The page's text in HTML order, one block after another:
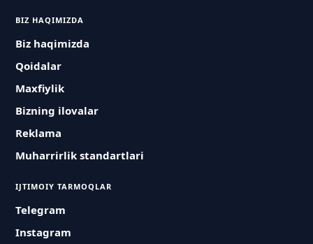
BIZ HAQIMIZDA
Biz haqimizda
Qoidalar
Maxfiylik
Bizning ilovalar
Reklama
Muharrirlik standartlari
IJTIMOIY TARMOQLAR
Telegram
Instagram